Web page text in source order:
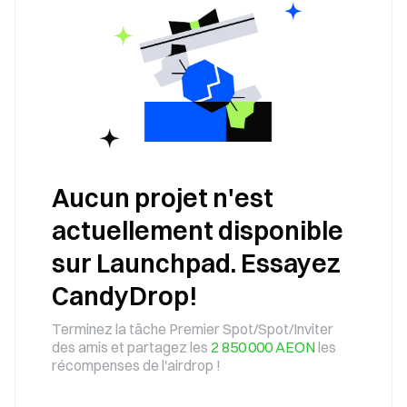
Aucun projet n'est
actuellement disponible
sur Launchpad. Essayez
CandyDrop!
Terminez la tâche Premier Spot/Spot/Inviter
des amis et partagez les 2 850 000 AEONles
récompenses de l'airdrop !